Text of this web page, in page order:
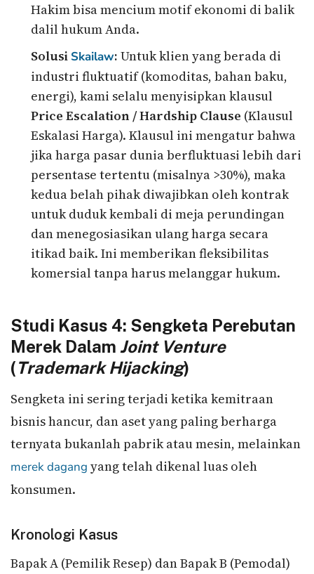
Hakim bisa mencium motif ekonomi di balik
dalil hukum Anda.
Solusi Skailaw: Untuk klien yang berada di
industri fluktuatif (komoditas, bahan baku,
energi), kami selalu menyisipkan klausul
Price Escalation / Hardship Clause (Klausul
Eskalasi Harga). Klausul ini mengatur bahwa
jika harga pasar dunia berfluktuasi lebih dari
persentase tertentu (misalnya >30%), maka
kedua belah pihak diwajibkan oleh kontrak
untuk duduk kembali di meja perundingan
dan menegosiasikan ulang harga secara
itikad baik. Ini memberikan fleksibilitas
komersial tanpa harus melanggar hukum.
Studi Kasus 4: Sengketa Perebutan
Merek Dalam Joint Venture
(Trademark Hijacking)
Sengketa ini sering terjadi ketika kemitraan
bisnis hancur, dan aset yang paling berharga
ternyata bukanlah pabrik atau mesin, melainkan
merek dagang yang telah dikenal luas oleh
konsumen.
Kronologi Kasus
Bapak A (Pemilik Resep) dan Bapak B (Pemodal)